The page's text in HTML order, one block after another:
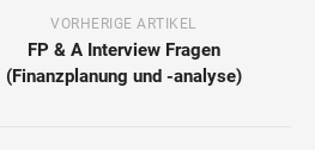
VORHERIGE ARTIKEL
FP & A Interview Fragen
(Finanzplanung und -analyse)